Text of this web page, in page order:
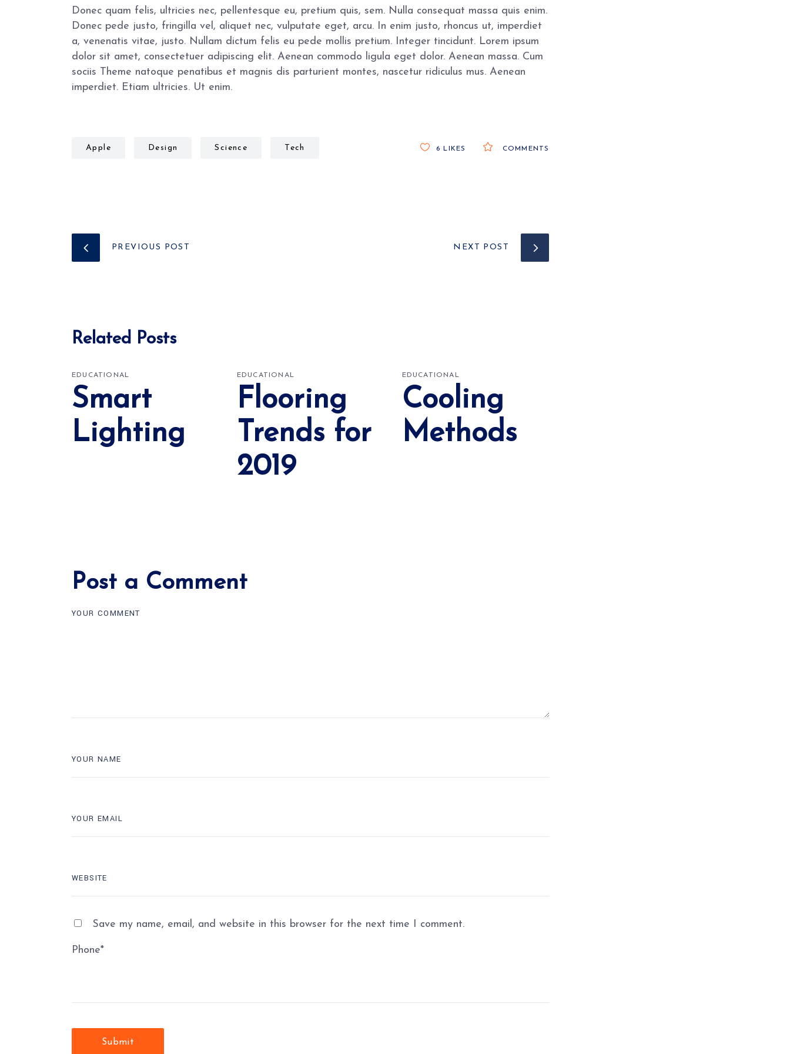
Donec quam felis, ultricies nec, pellentesque eu, pretium quis, sem. Nulla consequat massa quis enim.
Donec pede justo, fringilla vel, aliquet nec, vulputate eget, arcu. In enim justo, rhoncus ut, imperdiet
a, venenatis vitae, justo. Nullam dictum felis eu pede mollis pretium. Integer tincidunt. Lorem ipsum
dolor sit amet, consectetuer adipiscing elit. Aenean commodo ligula eget dolor. Aenean massa. Cum
sociis Theme natoque penatibus et magnis dis parturient montes, nascetur ridiculus mus. Aenean
imperdiet. Etiam ultricies. Ut enim.
Apple Design Science Tech COMMENTS
6 LIKES
PREVIOUS POST NEXT POST
Related Posts
EDUCATIONAL
Smart
Lighting
EDUCATIONAL
Flooring
Trends for
2019
EDUCATIONAL
Cooling
Methods
Post a Comment
Save my name, email, and website in this browser for the next time I comment.
Phone*
Submit